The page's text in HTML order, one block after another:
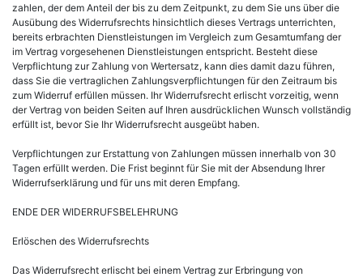
zahlen, der dem Anteil der bis zu dem Zeitpunkt, zu dem Sie uns über die
Ausübung des Widerrufsrechts hinsichtlich dieses Vertrags unterrichten,
bereits erbrachten Dienstleistungen im Vergleich zum Gesamtumfang der
im Vertrag vorgesehenen Dienstleistungen entspricht. Besteht diese
Verpflichtung zur Zahlung von Wertersatz, kann dies damit dazu führen,
dass Sie die vertraglichen Zahlungsverpflichtungen für den Zeitraum bis
zum Widerruf erfüllen müssen. Ihr Widerrufsrecht erlischt vorzeitig, wenn
der Vertrag von beiden Seiten auf Ihren ausdrücklichen Wunsch vollständig
erfüllt ist, bevor Sie Ihr Widerrufsrecht ausgeübt haben.
Verpflichtungen zur Erstattung von Zahlungen müssen innerhalb von 30
Tagen erfüllt werden. Die Frist beginnt für Sie mit der Absendung Ihrer
Widerrufserklärung und für uns mit deren Empfang.
ENDE DER WIDERRUFSBELEHRUNG
Erlöschen des Widerrufsrechts
Das Widerrufsrecht erlischt bei einem Vertrag zur Erbringung von